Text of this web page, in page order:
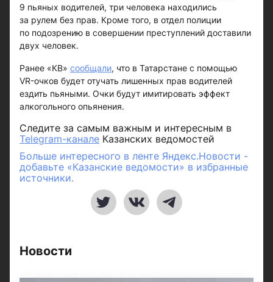
9 пьяных водителей, три человека находились
за рулем без прав. Кроме того, в отдел полиции
по подозрению в совершении преступлений доставили
двух человек.
Ранее «КВ» сообщали, что в Татарстане с помощью
VR-очков будет отучать лишенных прав водителей
ездить пьяными. Очки будут имитировать эффект
алкогольного опьянения.
Следите за самым важным и интересным в
Telegram-канале Казанских ведомостей
Больше интересного в ленте Яндекс.Новости -
добавьте «Казанские ведомости» в избранные
источники.
Новости